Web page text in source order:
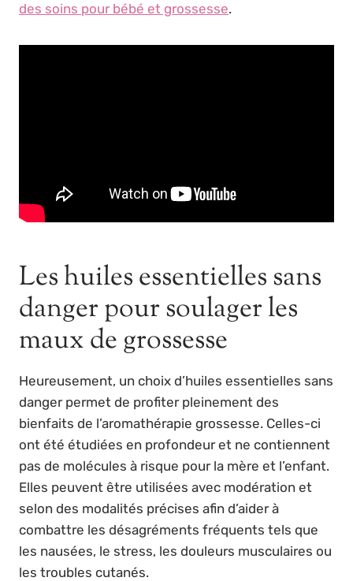
des soins pour bébé et grossesse.
Les huiles essentielles sans
danger pour soulager les
maux de grossesse
Heureusement, un choix d’huiles essentielles sans
danger permet de profiter pleinement des
bienfaits de l’aromathérapie grossesse. Celles-ci
ont été étudiées en profondeur et ne contiennent
pas de molécules à risque pour la mère et l’enfant.
Elles peuvent être utilisées avec modération et
selon des modalités précises afin d’aider à
combattre les désagréments fréquents tels que
les nausées, le stress, les douleurs musculaires ou
les troubles cutanés.